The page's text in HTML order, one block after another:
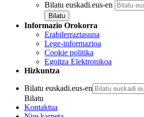
Bilatu euskadi.eus-en
Informazio Orokorra
Erabilerraztasuna
Lege-informazioa
Cookie politika
Egoitza Elektronikoa
Hizkuntza
Bilatu euskadi.eus-en
Bilatu
Kontaktua